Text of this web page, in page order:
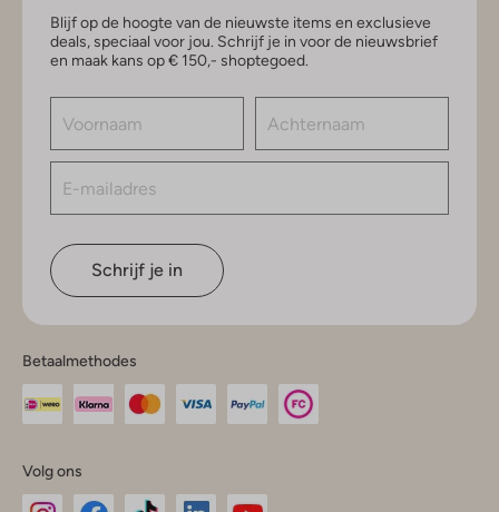
Blijf op de hoogte van de nieuwste items en exclusieve
deals, speciaal voor jou. Schrijf je in voor de nieuwsbrief
en maak kans op € 150,- shoptegoed.
Schrijf je in
Betaalmethodes
Volg ons